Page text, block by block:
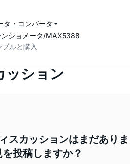
タ・コンバータ
ショメータ MAX5388
ルと購入
ッション
スカッションはまだありま
投稿しますか？